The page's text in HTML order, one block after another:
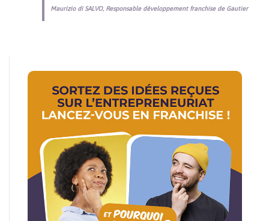
Maurizio di SALVO, Responsable développement franchise de Gautier